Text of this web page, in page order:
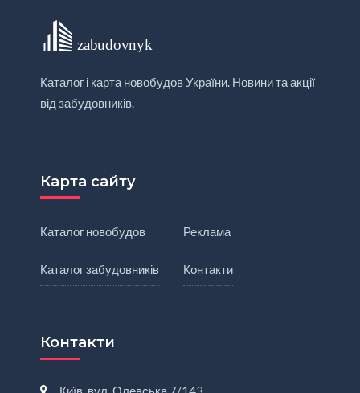
Каталог і карта новобудов України. Новини та акції
від забудовників.
Карта сайту
Каталог новобудов
Каталог забудовників
Реклама
Контакти
Контакти